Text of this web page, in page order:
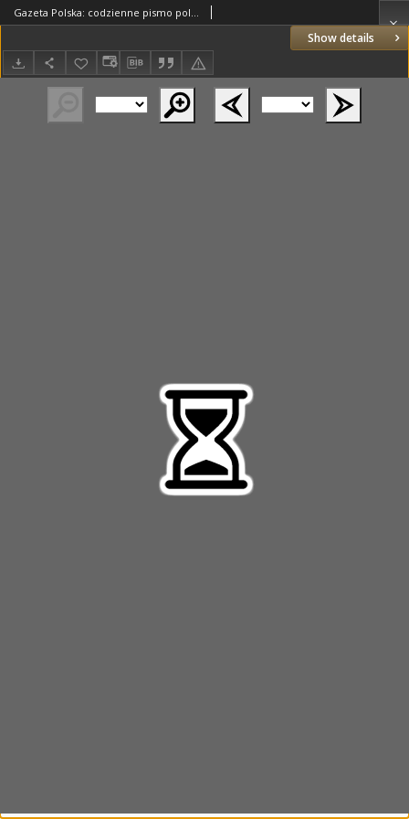
Show details
Gazeta Polska: codzienne pismo polsko-katolickie dla wszystkich stanów 1927.07.11 R.31 Nr155